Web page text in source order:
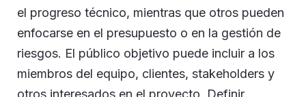
el progreso técnico, mientras que otros pueden
enfocarse en el presupuesto o en la gestión de
riesgos. El público objetivo puede incluir a los
miembros del equipo, clientes, stakeholders y
otros interesados en el proyecto. Definir